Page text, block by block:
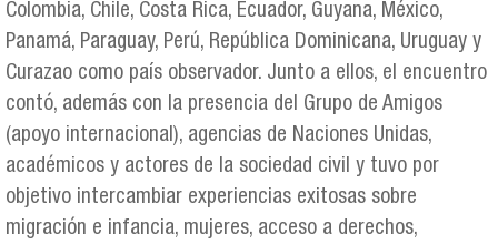
Colombia, Chile, Costa Rica, Ecuador, Guyana, México,
Panamá, Paraguay, Perú, República Dominicana, Uruguay y
Curazao como país observador. Junto a ellos, el encuentro
contó, además con la presencia del Grupo de Amigos
(apoyo internacional), agencias de Naciones Unidas,
académicos y actores de la sociedad civil y tuvo por
objetivo intercambiar experiencias exitosas sobre
migración e infancia, mujeres, acceso a derechos,